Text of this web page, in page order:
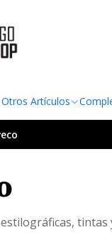
Otros Artículos
tintas